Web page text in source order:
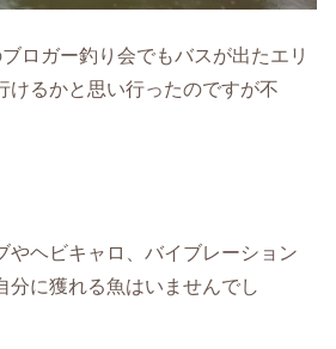
ロガー釣り会でもバスが出たエリ
けるかと思い行ったのですが不
やヘビキャロ、バイブレーション
分に獲れる魚はいませんでし